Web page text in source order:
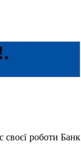
своєї роботи Банк